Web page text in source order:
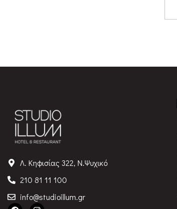
Λ. Κηφισίας 322, Ν.Ψυχικό
210 81 11 100
info@studioillum.gr